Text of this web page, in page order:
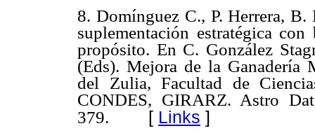
8. Domínguez C., P. Herrera,
suplementación estratégica
propósito. En C. González
(Eds). Mejora de la Ganadería
del Zulia, Facultad de
CONDES, GIRARZ. Astro
379. [ Links ]